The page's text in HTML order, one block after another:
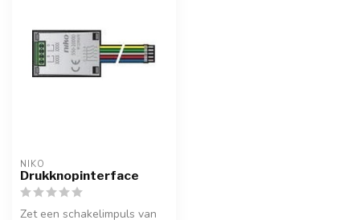
NIKO
Drukknopinterface
Zet een schakelimpuls van